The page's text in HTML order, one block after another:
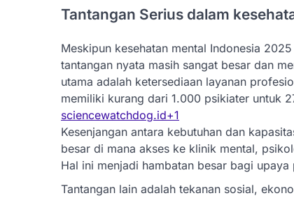
Tantangan Serius dalam
Meskipun kesehatan mental Indonesia
tantangan nyata masih sangat besar dan
utama adalah ketersediaan layanan
memiliki kurang dari 1.000 psikiater untuk
sciencewatchdog.id+1
Kesenjangan antara kebutuhan dan
besar di mana akses ke klinik mental,
Hal ini menjadi hambatan besar bagi
Tantangan lain adalah tekanan sosial,